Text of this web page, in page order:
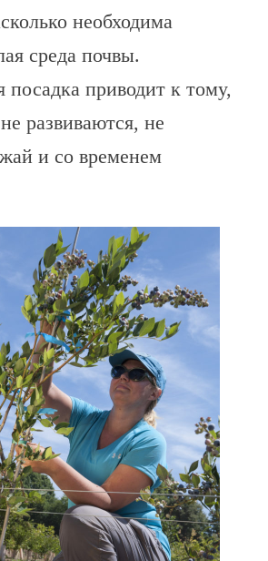
необходима
среда почвы.
посадка приводит к тому,
развиваются, не
и со временем